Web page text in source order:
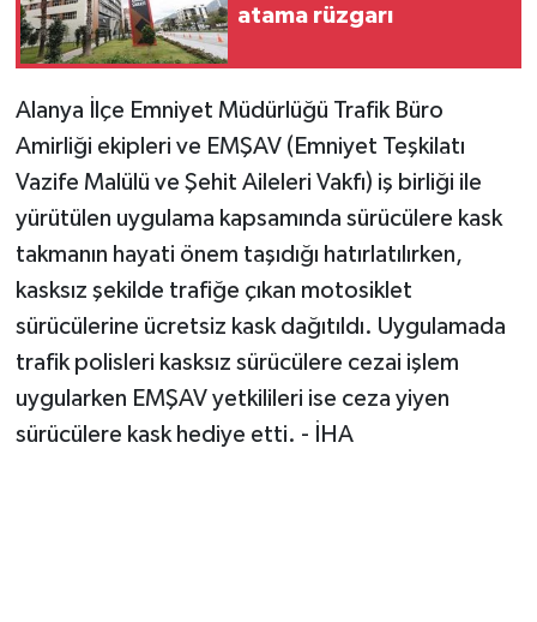
atama rüzgarı
Alanya İlçe Emniyet Müdürlüğü Trafik Büro
Amirliği ekipleri ve EMŞAV (Emniyet Teşkilatı
Vazife Malülü ve Şehit Aileleri Vakfı) iş birliği ile
yürütülen uygulama kapsamında sürücülere kask
takmanın hayati önem taşıdığı hatırlatılırken,
kasksız şekilde trafiğe çıkan motosiklet
sürücülerine ücretsiz kask dağıtıldı. Uygulamada
trafik polisleri kasksız sürücülere cezai işlem
uygularken EMŞAV yetkilileri ise ceza yiyen
sürücülere kask hediye etti. - İHA